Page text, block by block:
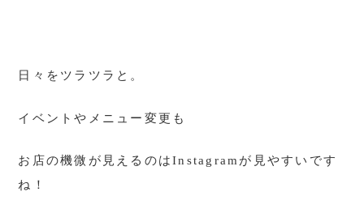
日々をツラツラと。
イベントやメニュー変更も
お店の機微が見えるのはInstagramが見やすいです
ね！